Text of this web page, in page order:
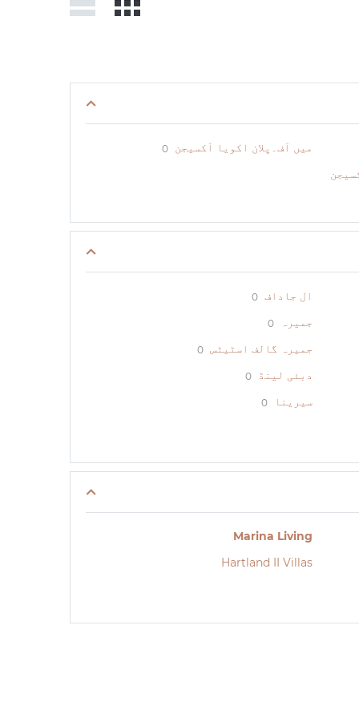
میں آف۔پلان اکویا آکسیجن 0
ال جاداف 0
جمیرہ 0
جمیرہ گالف اسٹیٹس 0
دبئی لینڈ 0
سیرینا 0
Marina Living
Hartland II Villas